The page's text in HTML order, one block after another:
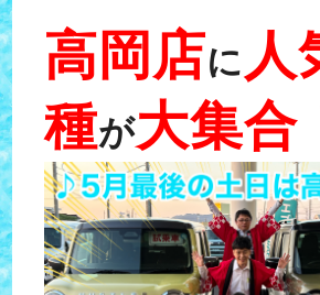
高岡店に 人
種が大集合